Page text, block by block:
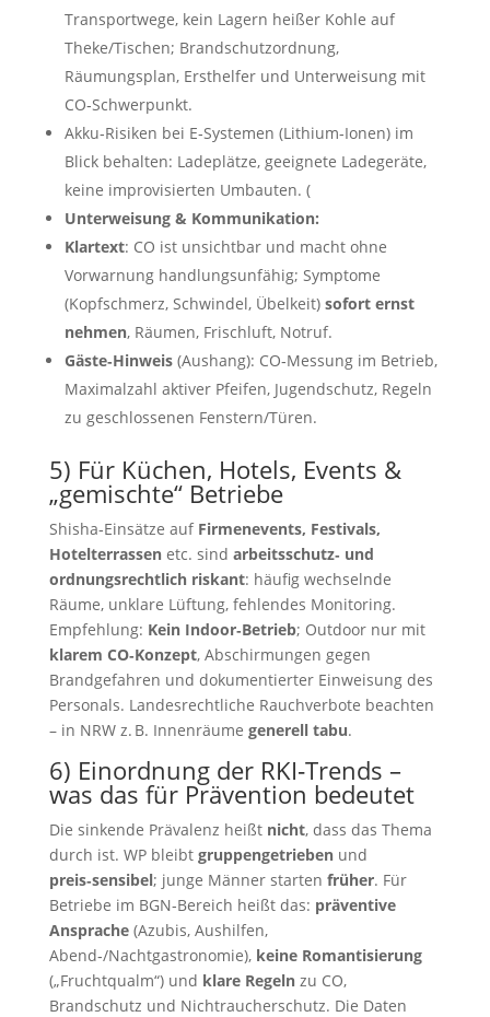
Transportwege, kein Lagern heißer Kohle auf
Theke/Tischen; Brandschutzordnung,
Räumungsplan, Ersthelfer und Unterweisung mit
CO‑Schwerpunkt.
Akku‑Risiken bei E‑Systemen (Lithium‑Ionen) im
Blick behalten: Ladeplätze, geeignete Ladegeräte,
keine improvisierten Umbauten. (
Unterweisung & Kommunikation:
Klartext: CO ist unsichtbar und macht ohne
Vorwarnung handlungsunfähig; Symptome
(Kopfschmerz, Schwindel, Übelkeit) sofort ernst
nehmen, Räumen, Frischluft, Notruf.
Gäste‑Hinweis(Aushang): CO‑Messung im Betrieb,
Maximalzahl aktiver Pfeifen, Jugendschutz, Regeln
zu geschlossenen Fenstern/Türen.
5) Für Küchen, Hotels, Events &
„gemischte“ Betriebe
Shisha‑Einsätze auf Firmenevents, Festivals,
Hotelterrassenetc. sind arbeits­schutz‑ und
ordnungsrechtlich riskant: häufig wechselnde
Räume, unklare Lüftung, fehlendes Monitoring.
Empfehlung: Kein Indoor‑Betrieb; Outdoor nur mit
klarem CO‑Konzept, Abschirmungen gegen
Brandgefahren und dokumentierter Einweisung des
Personals. Landesrechtliche Rauchverbote beachten
– in NRW z. B. Innenräume generell tabu.
6) Einordnung der RKI‑Trends –
was das für Prävention bedeutet
Die sinkende Prävalenz heißt nicht, dass das Thema
durch ist. WP bleibt gruppengetriebenund
preis‑sensibel; junge Männer starten früher. Für
Betriebe im BGN‑Bereich heißt das: präventive
Ansprache(Azubis, Aushilfen,
Abend‑/Nachtgastronomie), keine Romantisierung
(„Fruchtqualm“) und klare Regelnzu CO,
Brandschutz und Nichtraucherschutz. Die Daten